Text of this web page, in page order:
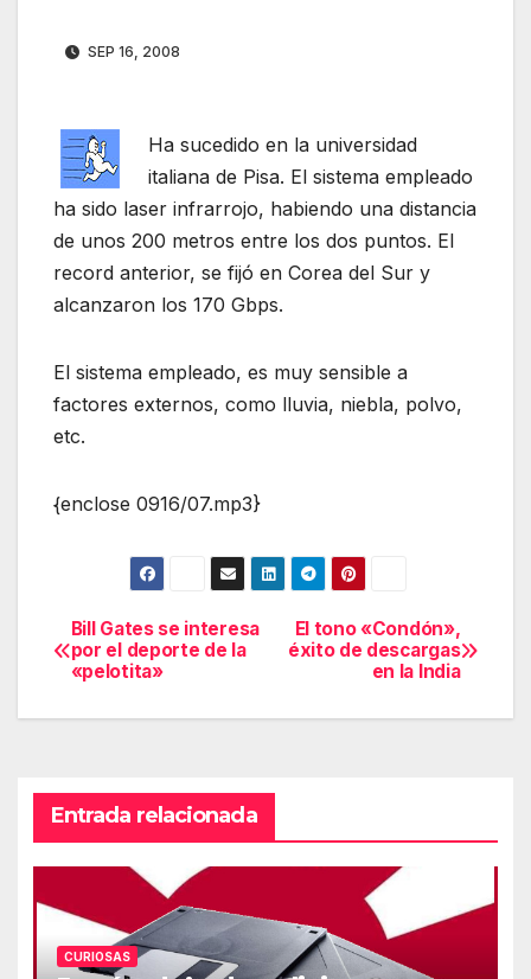
SEP 16, 2008
Ha sucedido en la universidad
italiana de Pisa. El sistema empleado
ha sido laser infrarrojo, habiendo una distancia
de unos 200 metros entre los dos puntos. El
record anterior, se fijó en Corea del Sur y
alcanzaron los 170 Gbps.
El sistema empleado, es muy sensible a
factores externos, como lluvia, niebla, polvo,
etc.
{enclose 0916/07.mp3}
Navegación
de
El tono «Condón»,
éxito de descargas
en la India
Bill Gates se interesa
por el deporte de la
«pelotita»
Entrada relacionada
CURIOSAS